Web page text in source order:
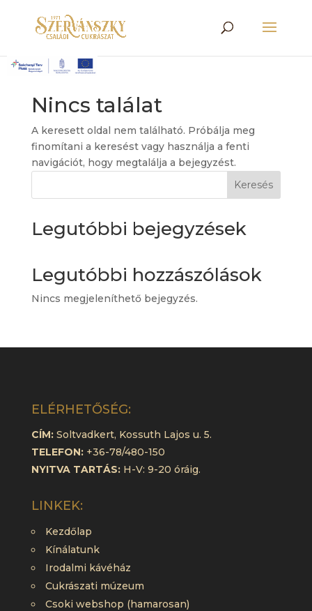
Nincs találat
A keresett oldal nem található. Próbálja meg
finomítani a keresést vagy használja a fenti
navigációt, hogy megtalálja a bejegyzést.
Keresés
Legutóbbi bejegyzések
Legutóbbi hozzászólások
Nincs megjeleníthető bejegyzés.
ELÉRHETŐSÉG:
CÍM:Soltvadkert, Kossuth Lajos u. 5.
TELEFON:+36-78/480-150
NYITVA TARTÁS:H-V: 9-20 óráig.
LINKEK:
Kezdőlap
Kínálatunk
Irodalmi kávéház
Cukrászati múzeum
Csoki webshop (hamarosan)